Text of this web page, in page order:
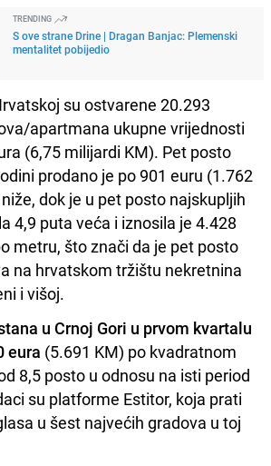
TRENDING
S ove strane Drine | Dragan Banjac: Plemenski
mentalitet pobijedio
su ostvarene 20.293
apartmana ukupne vrijednosti
(6,75 milijardi KM). Pet posto
prodano je po 901 euru (1.762
dok je u pet posto najskupljih
4,9 puta veća i iznosila je 4.428
metru, što znači da je pet posto
na hrvatskom tržištu nekretnina
i višoj.
u Crnoj Gori u prvom kvartalu
eura (5.691 KM) po kvadratnom
8,5 posto u odnosu na isti period
su platforme Estitor, koja prati
u šest najvećih gradova u toj